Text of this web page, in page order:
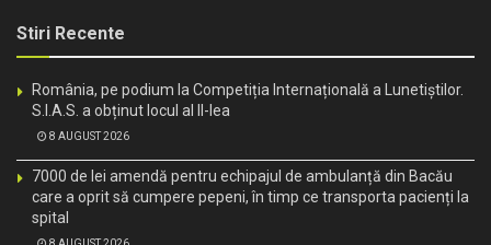
Stiri Recente
România, pe podium la Competiția Internațională a Lunetiștilor.
S.I.A.S. a obținut locul al II-lea
8 AUGUST 2026
7000 de lei amendă pentru echipajul de ambulanță din Bacău
care a oprit să cumpere pepeni, în timp ce transporta pacienți la
spital